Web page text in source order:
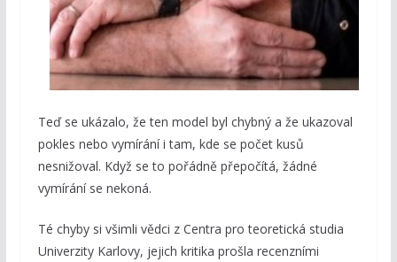
Teď se ukázalo, že ten model byl chybný a že ukazoval
pokles nebo vymírání i tam, kde se počet kusů
nesnižoval. Když se to pořádně přepočítá, žádné
vymírání se nekoná.
Té chyby si všimli vědci z Centra pro teoretická studia
Univerzity Karlovy, jejich kritika prošla recenzními